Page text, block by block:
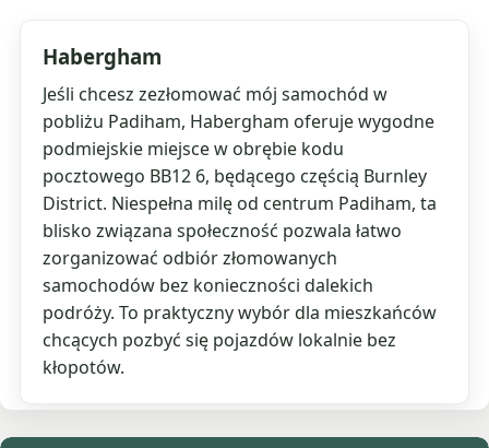
Habergham
Jeśli chcesz zezłomować mój samochód w
pobliżu Padiham, Habergham oferuje wygodne
podmiejskie miejsce w obrębie kodu
pocztowego BB12 6, będącego częścią Burnley
District. Niespełna milę od centrum Padiham, ta
blisko związana społeczność pozwala łatwo
zorganizować odbiór złomowanych
samochodów bez konieczności dalekich
podróży. To praktyczny wybór dla mieszkańców
chcących pozbyć się pojazdów lokalnie bez
kłopotów.